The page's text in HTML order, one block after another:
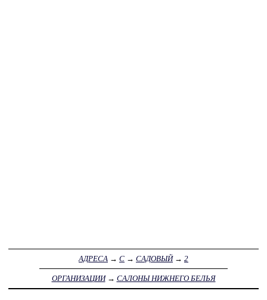
АДРЕСА → С → САДОВЫЙ→ 2
ОРГАНИЗАЦИИ→ САЛОНЫ НИЖНЕГО БЕЛЬЯ